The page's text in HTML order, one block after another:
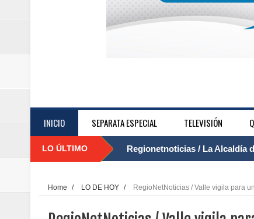
....
INICIO SEPARATA ESPECIAL TELEVISIÓN
LO ÚLTIMO Regionetnoticias / Agua
Regionetnoticias / Población
Home / LO DE HOY / RegioNetNoticias / Valle vigila para